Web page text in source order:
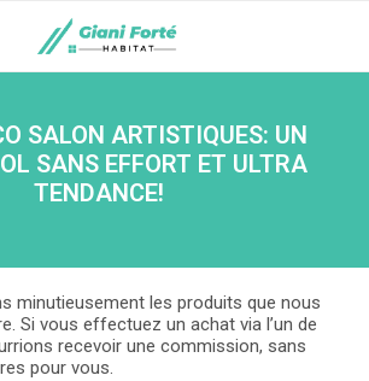
SALON ARTISTIQUES: UN
SANS EFFORT ET ULTRA
TENDANCE!
minutieusement les produits que nous
Si vous effectuez un achat via l’un de
recevoir une commission, sans
pour vous.